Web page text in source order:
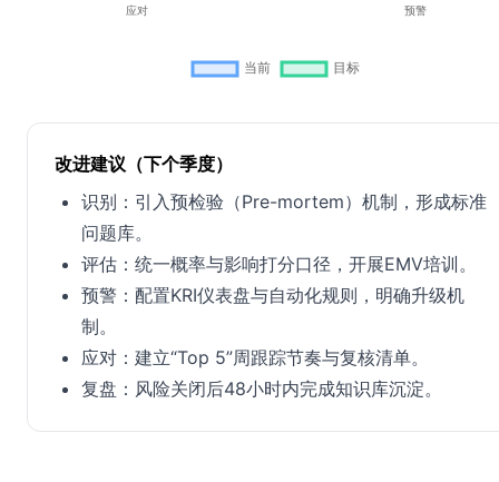
改进建议（下个季度）
识别：引入预检验（Pre-mortem）机制，形成标准
问题库。
评估：统一概率与影响打分口径，开展EMV培训。
预警：配置KRI仪表盘与自动化规则，明确升级机
制。
应对：建立“Top 5”周跟踪节奏与复核清单。
复盘：风险关闭后48小时内完成知识库沉淀。